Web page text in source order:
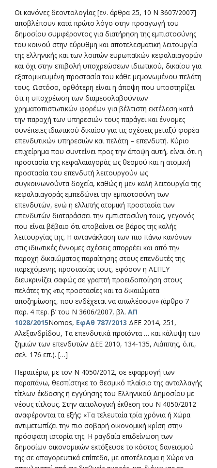
Οι κανόνες δεοντολογίας [εν. άρθρα 25, 10 Ν 3607/2007]
αποβλέπουν κατά πρώτο λόγο στην προαγωγή του
δημοσίου συμφέροντος για διατήρηση της εμπιστοσύνης
του κοινού στην εύρυθμη και αποτελεσματική λειτουργία
της ελληνικής και των λοιπών ευρωπαϊκών κεφαλαιαγορών
και όχι στην επιβολή υποχρεώσεων ιδιωτικού, δικαίου για
εξατομικευμένη προστασία του κάθε μεμονωμένου πελάτη
τους. Ωστόσο, ορθότερη είναι η άποψη που υποστηρίζει
ότι η υποχρέωση των διαμεσολαβούντων
χρηματοπιστωτικών φορέων για βέλτιστη εκτέλεση κατά
την παροχή των υπηρεσιών τους παράγει και έννομες
συνέπειες ιδιωτικού δικαίου για τις σχέσεις μεταξύ φορέα
επενδυτικών υπηρεσιών και πελάτη – επενδυτή. Κύριο
επιχείρημα που συντείνει προς την άποψη αυτή, είναι ότι η
προστασία της κεφαλαιαγοράς ως θεσμού και η ατομική
προστασία του επενδυτή λειτουργούν ως
συγκοινωνούντα δοχεία, καθώς η μεν καλή λειτουργία της
κεφαλαιαγοράς εμπεδώνει την εμπιστοσύνη των
επενδυτών, ενώ η ελλιπής ατομική προστασία των
επενδυτών διαταράσσει την εμπιστοσύνη τους, γεγονός
που είναι βέβαιο ότι αποβαίνει σε βάρος της καλής
λειτουργίας της. Η αντανάκλαση των πιο πάνω κανόνων
στις ιδιωτικές έννομες σχέσεις απορρέει και από την
παροχή δικαιώματος παραίτησης στους επενδυτές της
παρεχόμενης προστασίας τους, εφόσον η ΑΕΠΕΥ
διευκρινίζει σαφώς σε γραπτή προειδοποίηση στους
πελάτες της «τις προστασίες και τα δικαιώματα
αποζημίωσης, που ενδέχεται να απωλέσουν» (άρθρο 7
παρ. 4 περ. β’ του N 3606/2007, βλ. ΑΠ
1028/2015Nomos, ΕφΑθ 787/2013 ΔΕΕ 2014, 251,
Αλεξανδρίδου, Τα επενδυτικά προϊόντα … και κάλυψη των
ζημιών των επενδυτών ΔΕΕ 2010, 134-135, Λιάππης, ό.π.,
σελ. 176 επ.). […]
Περαιτέρω, με τον Ν 4050/2012, σε εφαρμογή των
παραπάνω, θεσπίστηκε το θεσμικό πλαίσιο της ανταλλαγής
τίτλων έκδοσης ή εγγύησης του Ελληνικού Δημοσίου με
νέους τίτλους. Στην αιτιολογική έκθεση του Ν 4050/2012
αναφέρονται τα εξής: «Τα τελευταία τρία χρόνια ή Χώρα
αντιμετωπίζει την πιο σοβαρή οικονομική κρίση στην
πρόσφατη ιστορία της. Η ραγδαία επιδείνωση των
δημοσίων οικονομικών εκτόξευσε το κόστος δανεισμού
της σε απαγορευτικά επίπεδα, με αποτέλεσμα η Χώρα να